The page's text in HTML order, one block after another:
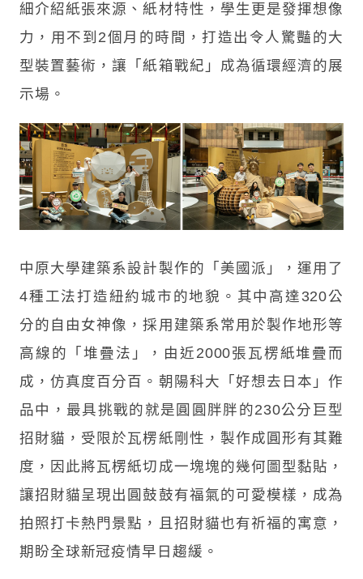
細介紹紙張來源、紙材特性，學生更是發揮想像
力，用不到2個月的時間，打造出令人驚豔的大
型裝置藝術，讓「紙箱戰紀」成為循環經濟的展
示場。
中原大學建築系設計製作的「美國派」，運用了
4種工法打造紐約城市的地貌。其中高達320公
分的自由女神像，採用建築系常用於製作地形等
高線的「堆疊法」，由近2000張瓦楞紙堆疊而
成，仿真度百分百。朝陽科大「好想去日本」作
品中，最具挑戰的就是圓圓胖胖的230公分巨型
招財貓，受限於瓦楞紙剛性，製作成圓形有其難
度，因此將瓦楞紙切成一塊塊的幾何圖型黏貼，
讓招財貓呈現出圓鼓鼓有福氣的可愛模樣，成為
拍照打卡熱門景點，且招財貓也有祈福的寓意，
期盼全球新冠疫情早日趨緩。